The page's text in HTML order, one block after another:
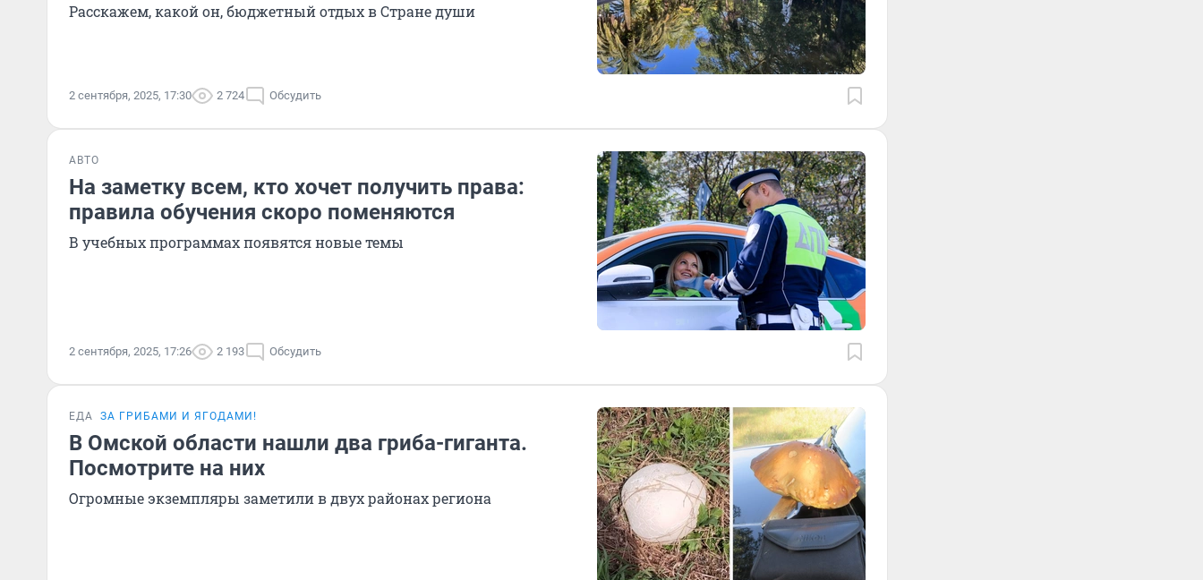
Расскажем, какой он, бюджетный отдых в Стране души
2 сентября, 2025, 17:30 2 724 Обсудить
АВТО
На заметку всем, кто хочет получить права:
правила обучения скоро поменяются
В учебных программах появятся новые темы
2 сентября, 2025, 17:26 2 193 Обсудить
ЕДА ЗА ГРИБАМИ И ЯГОДАМИ!
В Омской области нашли два гриба-гиганта.
Посмотрите на них
Огромные экземпляры заметили в двух районах региона